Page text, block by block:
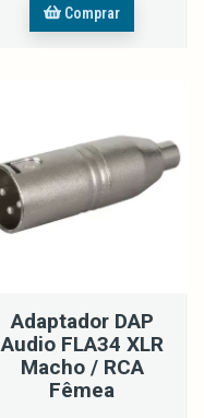
Comprar
Adaptador DAP
Audio FLA34 XLR
Macho / RCA
Fêmea